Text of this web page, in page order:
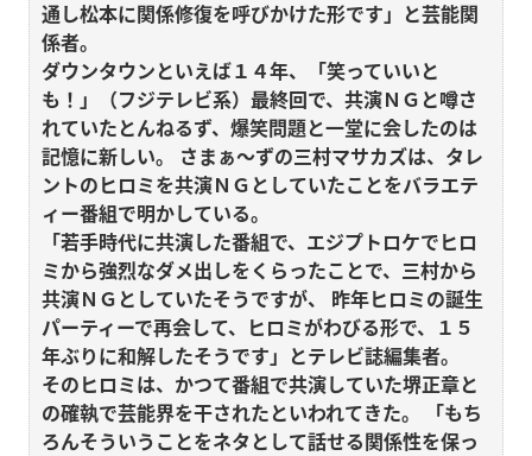
通し松本に関係修復を呼びかけた形です」と芸能関
係者。
ダウンタウンといえば１４年、「笑っていいと
も！」（フジテレビ系）最終回で、共演ＮＧと噂さ
れていたとんねるず、爆笑問題と一堂に会したのは
記憶に新しい。 さまぁ～ずの三村マサカズは、タレ
ントのヒロミを共演ＮＧとしていたことをバラエテ
ィー番組で明かしている。
「若手時代に共演した番組で、エジプトロケでヒロ
ミから強烈なダメ出しをくらったことで、三村から
共演ＮＧとしていたそうですが、 昨年ヒロミの誕生
パーティーで再会して、ヒロミがわびる形で、１５
年ぶりに和解したそうです」とテレビ誌編集者。
そのヒロミは、かつて番組で共演していた堺正章と
の確執で芸能界を干されたといわれてきた。
「もち
ろんそういうことをネタとして話せる関係性を保っ